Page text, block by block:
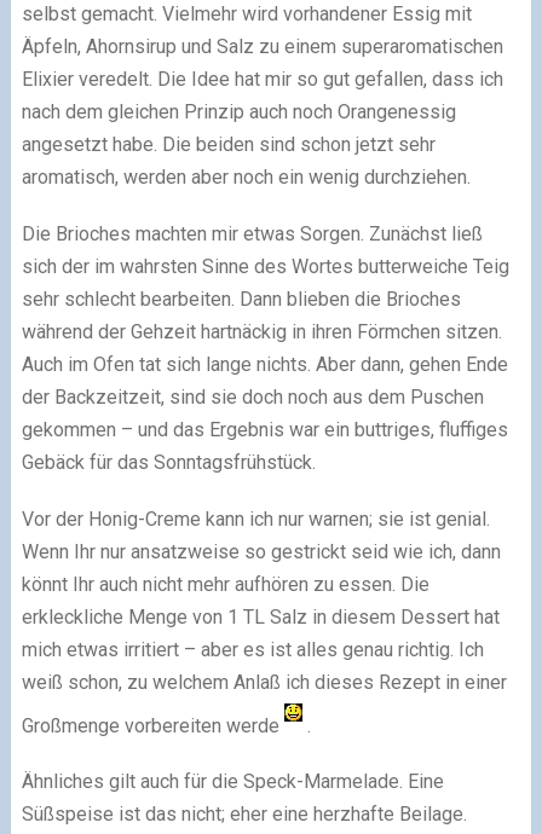
selbst gemacht. Vielmehr wird vorhandener Essig mit
Äpfeln, Ahornsirup und Salz zu einem superaromatischen
Elixier veredelt. Die Idee hat mir so gut gefallen, dass ich
nach dem gleichen Prinzip auch noch Orangenessig
angesetzt habe. Die beiden sind schon jetzt sehr
aromatisch, werden aber noch ein wenig durchziehen.
Die Brioches machten mir etwas Sorgen. Zunächst ließ
sich der im wahrsten Sinne des Wortes butterweiche Teig
sehr schlecht bearbeiten. Dann blieben die Brioches
während der Gehzeit hartnäckig in ihren Förmchen sitzen.
Auch im Ofen tat sich lange nichts. Aber dann, gehen Ende
der Backzeitzeit, sind sie doch noch aus dem Puschen
gekommen – und das Ergebnis war ein buttriges, fluffiges
Gebäck für das Sonntagsfrühstück.
Vor der Honig-Creme kann ich nur warnen; sie ist genial.
Wenn Ihr nur ansatzweise so gestrickt seid wie ich, dann
könnt Ihr auch nicht mehr aufhören zu essen. Die
erkleckliche Menge von 1 TL Salz in diesem Dessert hat
mich etwas irritiert – aber es ist alles genau richtig. Ich
weiß schon, zu welchem Anlaß ich dieses Rezept in einer
Großmenge vorbereiten werde
.
Ähnliches gilt auch für die Speck-Marmelade. Eine
Süßspeise ist das nicht; eher eine herzhafte Beilage.